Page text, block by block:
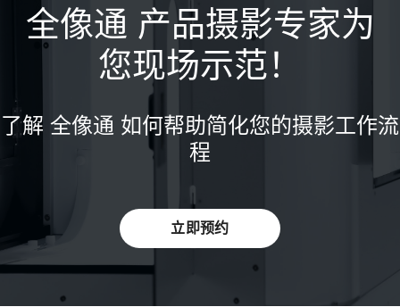
全像通 产品摄影专家为
您现场示范！
了解 全像通 如何帮助简化您的摄影工作流
程
立即预约